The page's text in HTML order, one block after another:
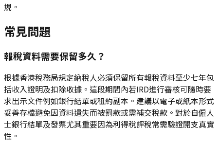
規。
常見問題
報稅資料需要保留多久？
根據香港稅務局規定納稅人必須保留所有報稅資料至少七年包
括收入證明及扣除收據。這段期間內若IRD進行審核可隨時要
求出示文件例如銀行結單或租約副本。建議以電子或紙本形式
妥善存檔避免因資料遺失而被罰款或需補交稅款。對於自僱人
士銀行結單及發票尤其重要因為利得稅評稅常需驗證開支真實
性。